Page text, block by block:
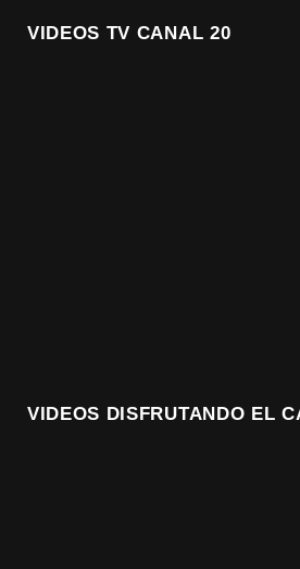
VIDEOS TV CANAL 20
VIDEOS DISFRUTANDO EL